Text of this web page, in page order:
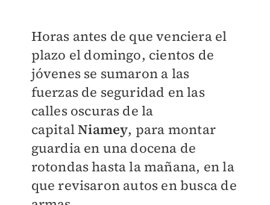
Horas antes de que venciera el
plazo el domingo, cientos de
jóvenes se sumaron a las
fuerzas de seguridad en las
calles oscuras de la
capitalNiamey, para montar
guardia en una docena de
rotondas hasta la mañana, en la
que revisaron autos en busca de